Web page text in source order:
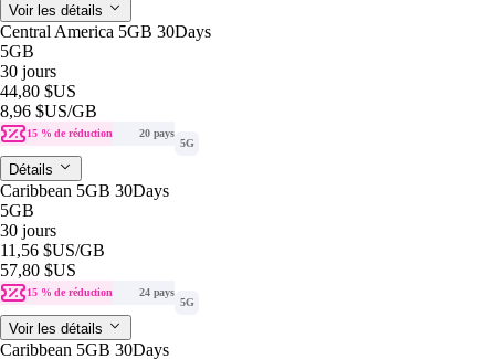
Voir les détails
Central America 5GB 30Days
5GB
30 jours
44,80 $US
8,96 $US/GB
15 % de réduction
20 pays
5G
Détails
Caribbean 5GB 30Days
5GB
30 jours
11,56 $US/GB
57,80 $US
15 % de réduction
24 pays
5G
Voir les détails
Caribbean 5GB 30Days